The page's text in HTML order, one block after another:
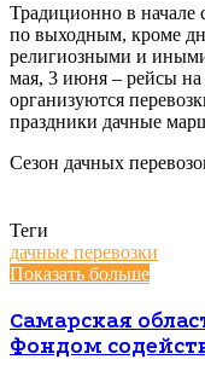
Традиционно в начале
по выходным, кроме
религиозными и
мая, 3 июня – рейсы на
организуются
праздники дачные
Сезон дачных
Теги
дачные перевозки
Показать больше
Самарская
Фондом